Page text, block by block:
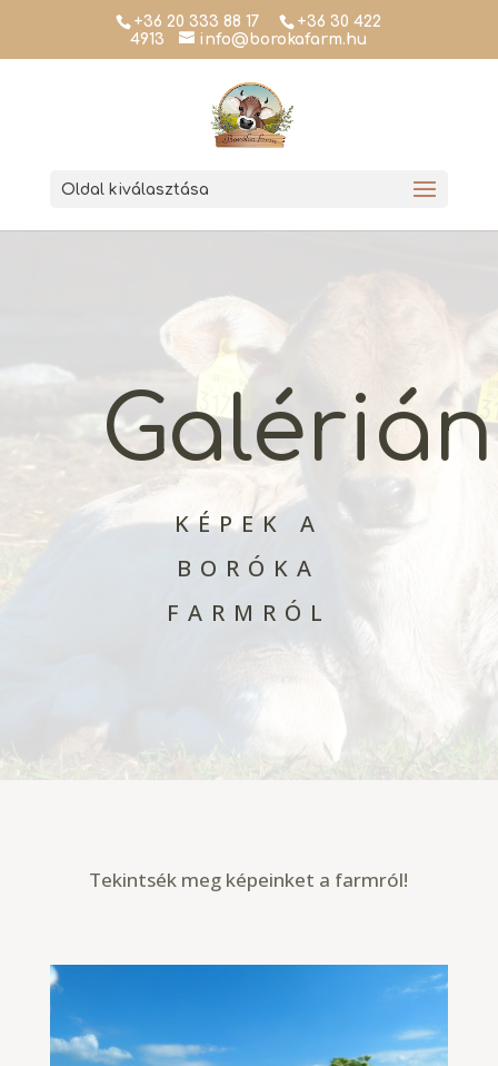
+36 20 333 88 17
+36 30 422
4913
info@borokafarm.hu
Oldal kiválasztása
KÉPEK A
BORÓKA
FARMRÓL
Tekintsék meg képeinket a farmról!